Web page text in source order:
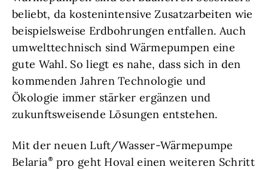
beliebt, da kostenintensive Zusatzarbeiten wie
beispielsweise Erdbohrungen entfallen. Auch
umwelttechnisch sind Wärmepumpen eine
gute Wahl. So liegt es nahe, dass sich in den
kommenden Jahren Technologie und
Ökologie immer stärker ergänzen und
zukunftsweisende Lösungen entstehen.
Mit der neuen Luft/Wasser-Wärmepumpe
Belaria
pro geht Hoval einen weiteren Schritt